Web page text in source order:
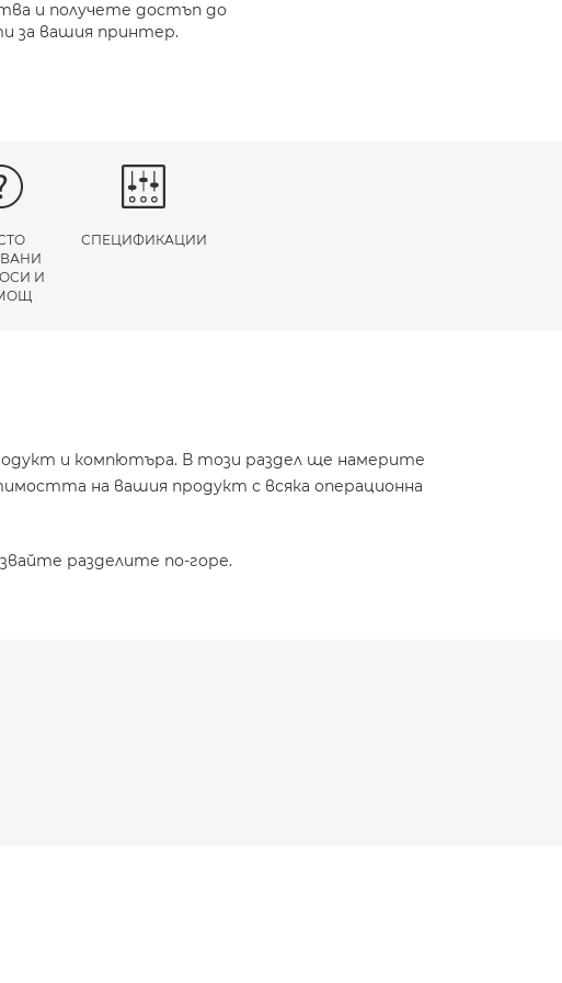
и получете достъп до
за вашия принтер.
И
СПЕЦИФИКАЦИИ
и компютъра. В този раздел ще намерите
на вашия продукт с всяка операционна
разделите по-горе.